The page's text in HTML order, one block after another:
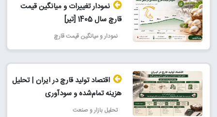
نمودار تغییرات و میانگین قیمت
قارچ سال 1405 [تیر]
نمودار و میانگین قیمت قارچ
اقتصاد تولید قارچ در ایران | تحلیل
هزینه تمام‌شده و سودآوری
تحلیل بازار و صنعت